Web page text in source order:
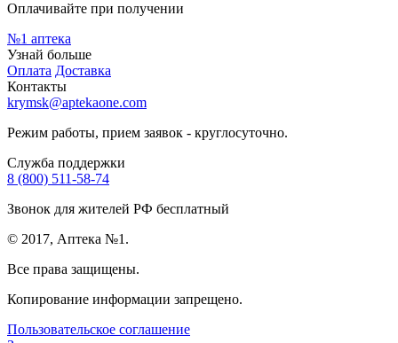
Оплачивайте при получении
№1 аптека
Узнай больше
Оплата Доставка
Контакты
krymsk@aptekaone.com
Режим работы, прием заявок - круглосуточно.
Служба поддержки
8 (800) 511-58-74
Звонок для жителей РФ бесплатный
© 2017, Аптека №1.
Все права защищены.
Копирование информации запрещено.
Пользовательское соглашение